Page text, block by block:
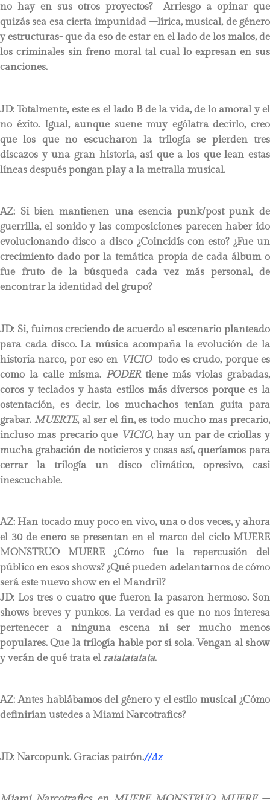
no hay en sus otros proyectos? Arriesgo a opinar que
quizás sea esa cierta impunidad –lírica, musical, de género
y estructuras- que da eso de estar en el lado de los malos, de
los criminales sin freno moral tal cual lo expresan en sus
canciones.
JD: Totalmente, este es el lado B de la vida, de lo amoral y el
no éxito. Igual, aunque suene muy ególatra decirlo, creo
que los que no escucharon la trilogía se pierden tres
discazos y una gran historia, así que a los que lean estas
líneas después pongan play a la metralla musical.
AZ: Si bien mantienen una esencia punk/post punk de
guerrilla, el sonido y las composiciones parecen haber ido
evolucionando disco a disco ¿Coincidís con esto? ¿Fue un
crecimiento dado por la temática propia de cada álbum o
fue fruto de la búsqueda cada vez más personal, de
encontrar la identidad del grupo?
JD: Si, fuimos creciendo de acuerdo al escenario planteado
para cada disco. La música acompaña la evolución de la
historia narco, por eso en VICIO todo es crudo, porque es
como la calle misma. PODERtiene más violas grabadas,
coros y teclados y hasta estilos más diversos porque es la
ostentación, es decir, los muchachos tenían guita para
grabar. MUERTE, al ser el fin, es todo mucho mas precario,
incluso mas precario que VICIO, hay un par de criollas y
mucha grabación de noticieros y cosas así, queríamos para
cerrar la trilogía un disco climático, opresivo, casi
inescuchable.
AZ: Han tocado muy poco en vivo, una o dos veces, y ahora
el 30 de enero se presentan en el marco del ciclo MUERE
MONSTRUO MUERE ¿Cómo fue la repercusión del
público en esos shows? ¿Qué pueden adelantarnos de cómo
será este nuevo show en el Mandril?
JD: Los tres o cuatro que fueron la pasaron hermoso. Son
shows breves y punkos. La verdad es que no nos interesa
pertenecer a ninguna escena ni ser mucho menos
populares. Que la trilogía hable por sí sola. Vengan al show
y verán de qué trata elratatatatata.
AZ: Antes hablábamos del género y el estilo musical ¿Cómo
definirían ustedes a Miami Narcotrafics?
JD: Narcopunk. Gracias patrón.//∆z